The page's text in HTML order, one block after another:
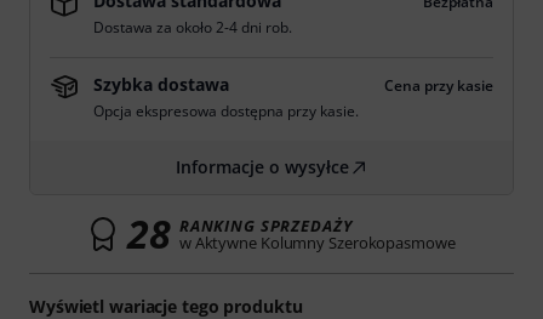
Wyświetl wariacje tego produktu
Dostawa za około 2-4 dni rob.
Szybka dostawa
Cena przy kasie
Opcja ekspresowa dostępna przy kasie.
Informacje o wysyłce
28 RANKING SPRZEDAŻY
w Aktywne Kolumny Szerokopasmowe